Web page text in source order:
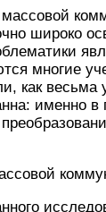
широко
многие
как
именно